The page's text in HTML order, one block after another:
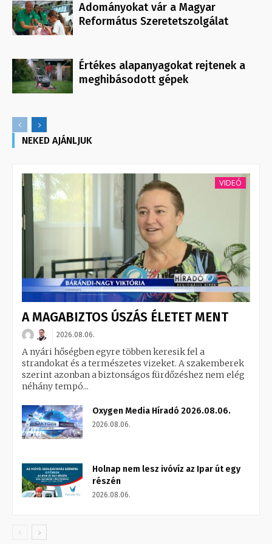
Adományokat vár a Magyar
Református Szeretetszolgálat
Értékes alapanyagokat rejtenek a
meghibásodott gépek
NEKED AJÁNLJUK
VIDEÓ
A MAGABIZTOS ÚSZÁS ÉLETET MENT
2026.08.06.
A nyári hőségben egyre többen keresik fel a
strandokat és a természetes vizeket. A szakemberek
szerint azonban a biztonságos fürdőzéshez nem elég
néhány tempó...
Oxygen Media Híradó 2026.08.06.
2026.08.06.
Holnap nem lesz ivóvíz az Ipar út egy
részén
2026.08.06.